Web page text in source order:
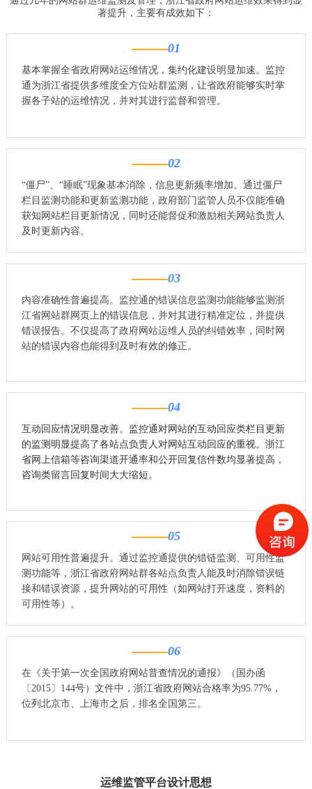
著提升，主要有成效如下：
01
基本掌握全省政府网站运维情况，集约化建设明显加速。监控
通为浙江省提供多维度全方位站群监测，让省政府能够实时掌
握各子站的运维情况，并对其进行监督和管理。
02
“僵尸”、“睡眠”现象基本消除，信息更新频率增加。通过僵尸
栏目监测功能和更新监测功能，政府部门监管人员不仅能准确
获知网站栏目更新情况，同时还能督促和激励相关网站负责人
及时更新内容。
03
内容准确性普遍提高。监控通的错误信息监测功能能够监测浙
江省网站群网页上的错误信息，并对其进行精准定位，并提供
错误报告。不仅提高了政府网站运维人员的纠错效率，同时网
站的错误内容也能得到及时有效的修正。
04
互动回应情况明显改善。监控通对网站的互动回应类栏目更新
的监测明显提高了各站点负责人对网站互动回应的重视。浙江
省网上信箱等咨询渠道开通率和公开回复信件数均显著提高，
咨询类留言回复时间大大缩短。
05
网站可用性普遍提升。通过监控通提供的错链监测、可用性监
测功能等，浙江省政府网站群各站点负责人能及时消除错误链
接和错误资源，提升网站的可用性（如网站打开速度，资料的
可用性等）。
06
在《关于第一次全国政府网站普查情况的通报》（国办函
〔2015〕144号）文件中，浙江省政府网站合格率为95.77%，
位列北京市、上海市之后，排名全国第三。
运维监管平台设计思想